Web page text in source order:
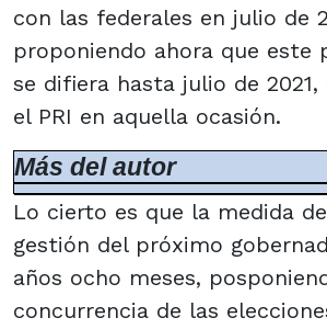
con las federales en julio de
proponiendo ahora que este
se difiera hasta julio de
el PRI en aquella ocasión.
Más del autor
Lo cierto es que la medida
gestión del próximo
años ocho meses,
concurrencia de las